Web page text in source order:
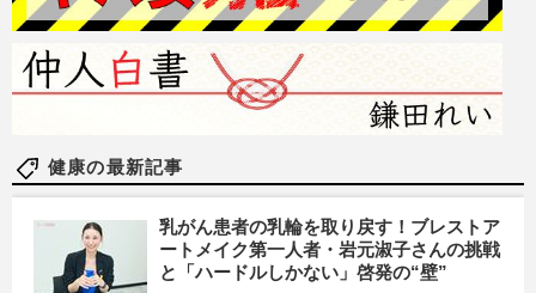
健康の最新記事
乳がん患者の乳輪を取り戻す！ブレストア
ートメイク第一人者・岩元淑子さんの挑戦
と「ハードルしかない」啓発の“壁”